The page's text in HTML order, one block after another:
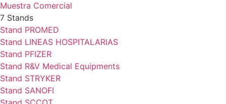
Muestra Comercial
7 Stands
Stand PROMED
Stand LINEAS HOSPITALARIAS
Stand PFIZER
Stand R&V Medical Equipments
Stand STRYKER
Stand SANOFI